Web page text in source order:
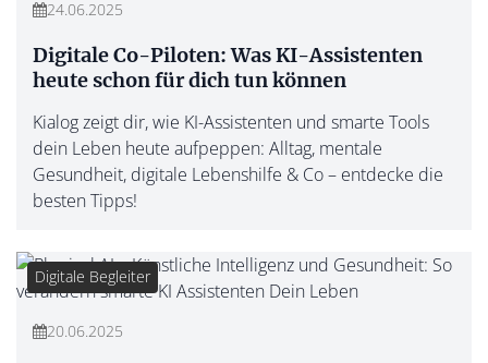
24.06.2025
Digitale Co-Piloten: Was KI-Assistenten
heute schon für dich tun können
Kialog zeigt dir, wie KI-Assistenten und smarte Tools
dein Leben heute aufpeppen: Alltag, mentale
Gesundheit, digitale Lebenshilfe & Co – entdecke die
besten Tipps!
Digitale Begleiter
20.06.2025